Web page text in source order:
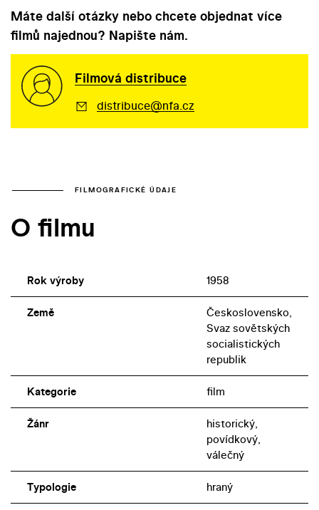
Máte další otázky nebo chcete objednat více
filmů najednou? Napište nám.
Filmová distribuce
distribuce@nfa.cz
FILMOGRAFICKÉ ÚDAJE
O filmu
Rok výroby 1958
Země
Československo,
Svaz sovětských
socialistických
republik
Kategorie film
Žánr
historický,
povídkový,
válečný
Typologie hraný